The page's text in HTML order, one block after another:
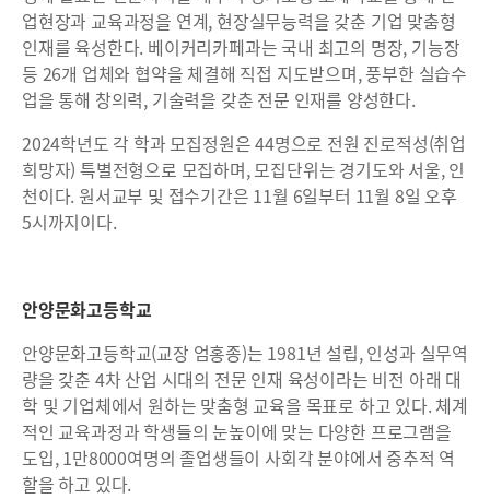
업현장과 교육과정을 연계, 현장실무능력을 갖춘 기업 맞춤형
인재를 육성한다. 베이커리카페과는 국내 최고의 명장, 기능장
등 26개 업체와 협약을 체결해 직접 지도받으며, 풍부한 실습수
업을 통해 창의력, 기술력을 갖춘 전문 인재를 양성한다.
2024학년도 각 학과 모집정원은 44명으로 전원 진로적성(취업
희망자) 특별전형으로 모집하며, 모집단위는 경기도와 서울, 인
천이다. 원서교부 및 접수기간은 11월 6일부터 11월 8일 오후
5시까지이다.
안양문화고등학교
안양문화고등학교(교장 엄홍종)는 1981년 설립, 인성과 실무역
량을 갖춘 4차 산업 시대의 전문 인재 육성이라는 비전 아래 대
학 및 기업체에서 원하는 맞춤형 교육을 목표로 하고 있다. 체계
적인 교육과정과 학생들의 눈높이에 맞는 다양한 프로그램을
도입, 1만8000여명의 졸업생들이 사회각 분야에서 중추적 역
할을 하고 있다.